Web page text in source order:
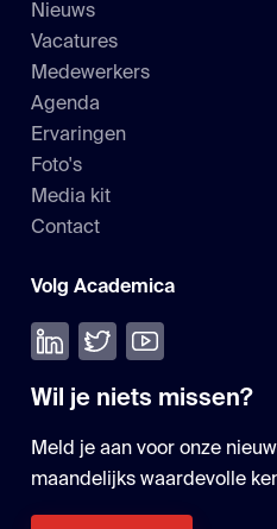
Nieuws
Vacatures
Medewerkers
Agenda
Ervaringen
Foto's
Media kit
Contact
Volg Academica
Volg ons op LinkedIn
Volg ons op Twitter
Bekijk onze
Wil je niets missen?
Meld je aan voor onze
maandelijks waardevolle